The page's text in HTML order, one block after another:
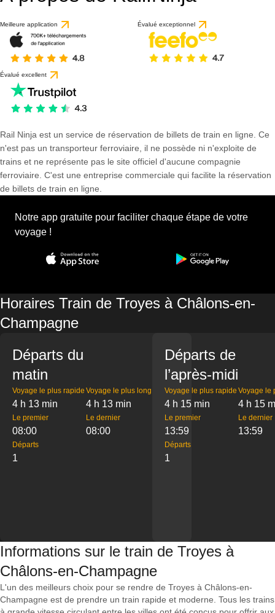
Meilleure application Évalué exceptionnel
Évalué excellent
Rail Ninja est un service de réservation de billets de train en ligne. Ce
n'est pas un transporteur ferroviaire, il ne possède ni n'exploite de
trains et ne représente pas le site officiel d'aucune compagnie
ferroviaire. C'est une entreprise commerciale qui facilite la réservation
de billets de train en ligne.
Notre app gratuite pour faciliter chaque étape de votre
voyage !
Horaires Train de Troyes à Châlons-en-
Champagne
Départs du
matin
Voyage le plus rapide
4 h 13 min
Voyage le plus long
4 h 13 min
Le premier
08:00
Le dernier
08:00
Départs
1
Départs de
l’après-midi
Voyage le plus rapide
4 h 15 min
Voyage le
4 h 15
Le premier
13:59
Le dernier
13:59
Départs
1
Informations sur le train de Troyes à
Châlons-en-Champagne
L'un des meilleurs choix pour se rendre de Troyes à Châlons-en-
Champagne est de prendre un train rapide et moderne. Tous les trains